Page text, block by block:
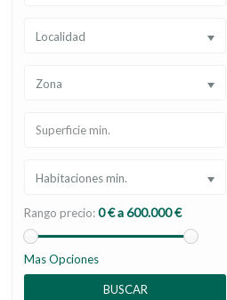
Localidad
Zona
Habitaciones min.
Rango precio:0 € a 600.000 €
Mas Opciones
BUSCAR